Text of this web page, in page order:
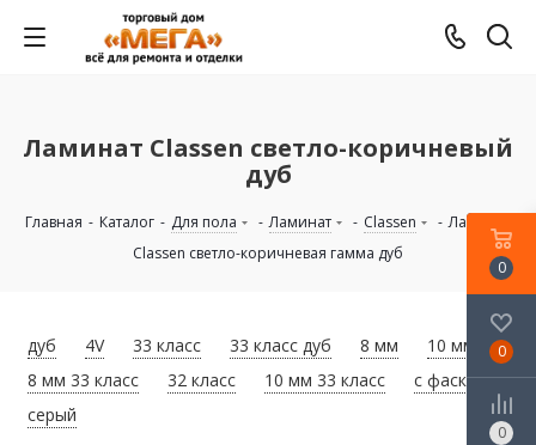
Ламинат Classen светло-коричневый
дуб
Главная - Каталог - Для пола - Ламинат - Classen - Ламинат
Classen светло-коричневая гамма дуб
дуб 4V 33 класс 33 класс дуб 8 мм
10 мм
8 мм 33 класс
32 класс 10 мм 33 класс
с фаской
серый
0
0
0